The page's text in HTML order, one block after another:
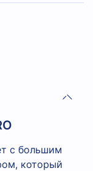
с большим
который